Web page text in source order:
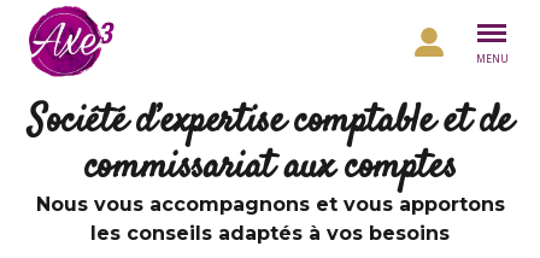
Aller au contenu
MENU
Société d’expertise comptable et de
commissariat aux comptes
Nous vous accompagnons et vous apportons
les conseils adaptés à vos besoins